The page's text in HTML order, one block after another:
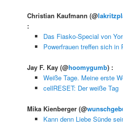
Christian Kaufmann(@
:
Das Fiasko-Special von
Powerfrauen treffen sich in
Jay F. Kay(@hoomygumb) :
Weiße Tage. Meine erste
cellRESET: Der weiße Tag
Mika Kienberger(@
Kann denn Liebe Sünde